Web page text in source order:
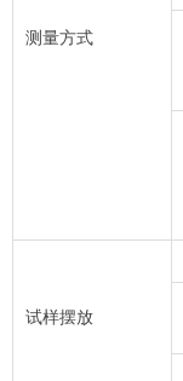
测量方式
试样摆放